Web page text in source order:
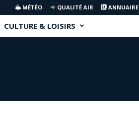
MÉTÉO QUALITÉ AIR ANNUAIRE
CULTURE & LOISIRS